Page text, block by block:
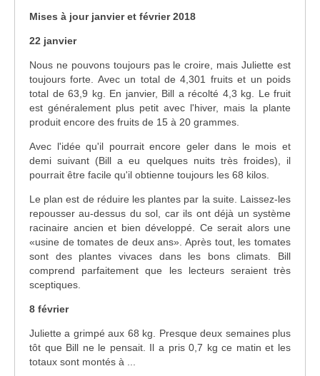
Mises à jour janvier et février 2018
22 janvier
Nous ne pouvons toujours pas le croire, mais Juliette est
toujours forte. Avec un total de 4,301 fruits et un poids
total de 63,9 kg. En janvier, Bill a récolté 4,3 kg. Le fruit
est généralement plus petit avec l'hiver, mais la plante
produit encore des fruits de 15 à 20 grammes.
Avec l'idée qu'il pourrait encore geler dans le mois et
demi suivant (Bill a eu quelques nuits très froides), il
pourrait être facile qu'il obtienne toujours les 68 kilos.
Le plan est de réduire les plantes par la suite. Laissez-les
repousser au-dessus du sol, car ils ont déjà un système
racinaire ancien et bien développé. Ce serait alors une
«usine de tomates de deux ans». Après tout, les tomates
sont des plantes vivaces dans les bons climats. Bill
comprend parfaitement que les lecteurs seraient très
sceptiques.
8 février
Juliette a grimpé aux 68 kg. Presque deux semaines plus
tôt que Bill ne le pensait. Il a pris 0,7 kg ce matin et les
totaux sont montés à ...